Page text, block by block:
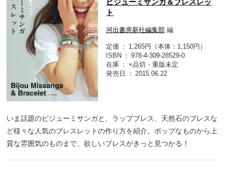
ビジューミサンガ＆ブレスレッ
ト
河出書房新社編集部 編
定価
1,265円（本体：1,150円）
ISBN
978-4-309-28529-0
在庫
×品切・重版未定
発売日
2015.06.22
いま話題のビジューミサンガと、ラップブレス、天然石のブレスな
ど様々な人気のブレスレットの作り方を紹介。ポップなものから上
質な雰囲気のものまで、欲しいブレスがきっと見つかる！